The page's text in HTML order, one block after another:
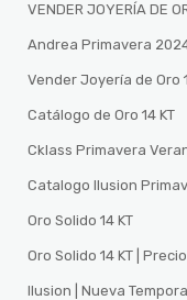
VENDER JOYERÍA DE
Andrea Primavera
Vender Joyería de Oro
Catálogo de Oro 14 KT
Cklass Primavera
Catalogo Ilusion
Oro Solido 14 KT
Oro Solido 14 KT |
Ilusion | Nueva